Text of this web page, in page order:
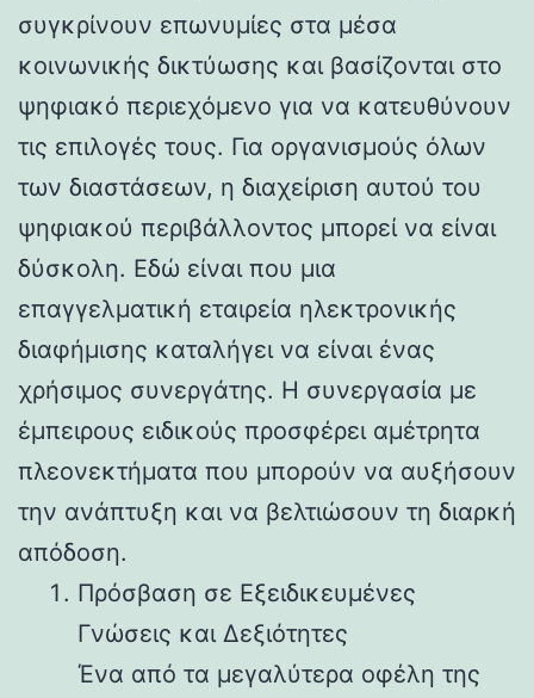
συγκρίνουν επωνυμίες στα μέσα
κοινωνικής δικτύωσης και βασίζονται στο
ψηφιακό περιεχόμενο για να κατευθύνουν
τις επιλογές τους. Για οργανισμούς όλων
των διαστάσεων, η διαχείριση αυτού του
ψηφιακού περιβάλλοντος μπορεί να είναι
δύσκολη. Εδώ είναι που μια
επαγγελματική εταιρεία ηλεκτρονικής
διαφήμισης καταλήγει να είναι ένας
χρήσιμος συνεργάτης. Η συνεργασία με
έμπειρους ειδικούς προσφέρει αμέτρητα
πλεονεκτήματα που μπορούν να αυξήσουν
την ανάπτυξη και να βελτιώσουν τη διαρκή
απόδοση.
Πρόσβαση σε Εξειδικευμένες
Γνώσεις και Δεξιότητες
Ένα από τα μεγαλύτερα οφέλη της